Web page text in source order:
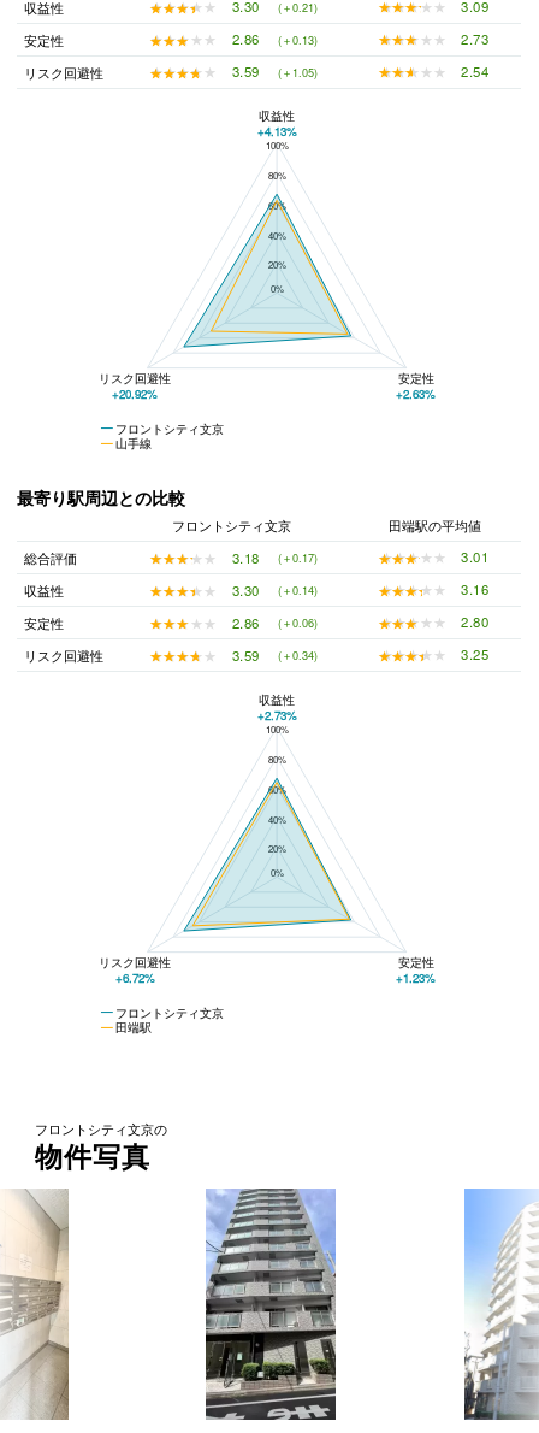
収益性
★★★★★
★★★★★ 3.30 (＋0.21) ★★★★★
★★★★★
3.09
安定性
★★★★★
★★★★★ 2.86 (＋0.13) ★★★★★
★★★★★
2.73
リスク回避性
★★★★★
★★★★★ 3.59 (＋1.05) ★★★★★
★★★★★ 2.54
フロントシティ文京と山手線の平均値の総合評価の比較
100%
80%
60%
40%
20%
0%
フロントシティ文京
山手線
収益性
+4.13%
リスク回避性
+20.92%
安定性
+2.63%
最寄り駅周辺との比較
フロントシティ文京
田端駅の平均値
総合評価
★★★★★
★★★★★ 3.18 (＋0.17) ★★★★★
★★★★★
3.01
収益性
★★★★★
★★★★★ 3.30 (＋0.14) ★★★★★
★★★★★
3.16
安定性
★★★★★
★★★★★ 2.86 (＋0.06) ★★★★★
★★★★★
2.80
リスク回避性
★★★★★
★★★★★ 3.59 (＋0.34) ★★★★★
★★★★★ 3.25
フロントシティ文京と田端駅の平均値の総合評価の比較
100%
80%
60%
40%
20%
0%
フロントシティ文京
田端駅
収益性
+2.73%
リスク回避性
+6.72%
安定性
+1.23%
フロントシティ文京の
物件写真